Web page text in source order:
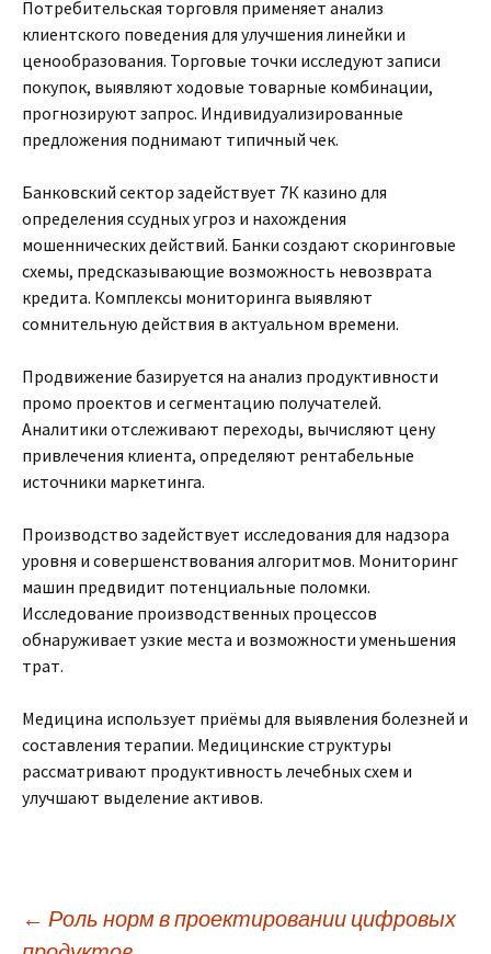
Потребительская торговля применяет анализ
клиентского поведения для улучшения линейки и
ценообразования. Торговые точки исследуют записи
покупок, выявляют ходовые товарные комбинации,
прогнозируют запрос. Индивидуализированные
предложения поднимают типичный чек.
Банковский сектор задействует 7К казино для
определения ссудных угроз и нахождения
мошеннических действий. Банки создают скоринговые
схемы, предсказывающие возможность невозврата
кредита. Комплексы мониторинга выявляют
сомнительную действия в актуальном времени.
Продвижение базируется на анализ продуктивности
промо проектов и сегментацию получателей.
Аналитики отслеживают переходы, вычисляют цену
привлечения клиента, определяют рентабельные
источники маркетинга.
Производство задействует исследования для надзора
уровня и совершенствования алгоритмов. Мониторинг
машин предвидит потенциальные поломки.
Исследование производственных процессов
обнаруживает узкие места и возможности уменьшения
трат.
Медицина использует приёмы для выявления болезней и
составления терапии. Медицинские структуры
рассматривают продуктивность лечебных схем и
улучшают выделение активов.
Post
← Роль норм в проектировании цифровых